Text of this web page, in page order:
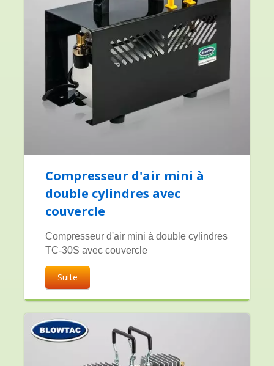
Compresseur d'air mini à
double cylindres avec
couvercle
Compresseur d'air mini à double cylindres
TC-30S avec couvercle
Suite